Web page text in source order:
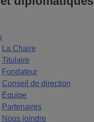
La Chaire
Titulaire
Fondateur
Conseil de direction
Équipe
Partenaires
Nous joindre